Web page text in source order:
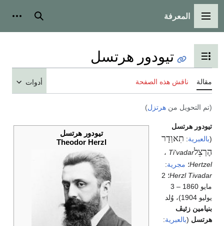
القائمة الرئيسية
المعرفة بحث
تبديل عرض جدول المحتويات
تيودور هرتسل
مقالة ناقش هذه الصفحة أدوات
(تم التحويل من هرتزل)
تيودور هرتسل
Theodor Herzl
تيودور هرتسل
(بالعبرية: תִאוַדָר
הֶרְצֵל
‎، Ti'vadar
Hertzel؛ مجرية:
Herzl Tivadar ؛ 2
مايو 1860 – 3
يوليو 1904)، وُلد
بنيامين زئيڤ
هرتسل (بالعبرية: